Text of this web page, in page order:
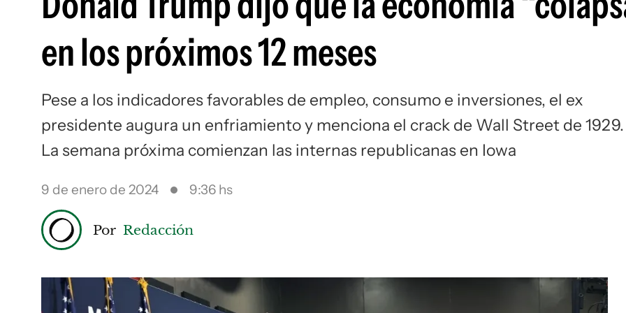
en los próximos 12 meses
Pese a los indicadores favorables de empleo, consumo e inversiones, el ex
presidente augura un enfriamiento y menciona el crack de Wall Street de 1929.
La semana próxima comienzan las internas republicanas en Iowa
9 de enero de 2024 9:36 hs
Por Redacción